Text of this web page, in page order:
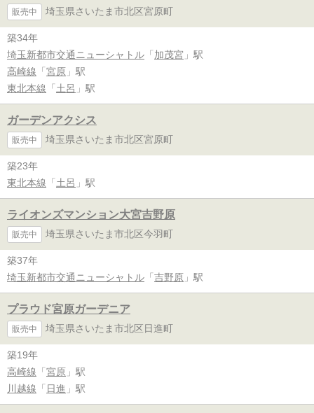
販売中 埼玉県さいたま市北区宮原町
築34年
埼玉新都市交通ニューシャトル 「 加茂宮 」駅
高崎線 「 宮原 」駅
東北本線 「 土呂 」駅
ガーデンアクシス
販売中 埼玉県さいたま市北区宮原町
築23年
東北本線 「 土呂 」駅
ライオンズマンション大宮吉野原
販売中 埼玉県さいたま市北区今羽町
築37年
埼玉新都市交通ニューシャトル 「 吉野原 」駅
プラウド宮原ガーデニア
販売中 埼玉県さいたま市北区日進町
築19年
高崎線 「 宮原 」駅
川越線 「 日進 」駅